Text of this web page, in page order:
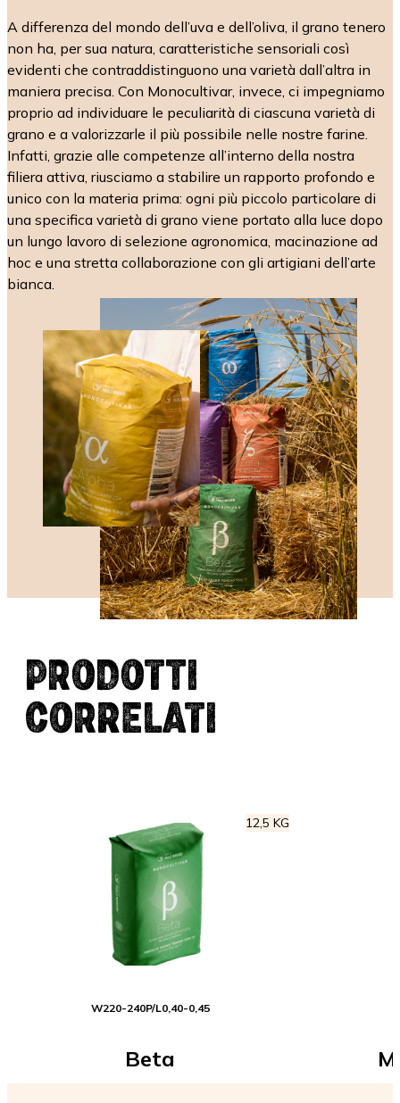
A differenza del mondo dell’uva e dell’oliva, il grano tenero
non ha, per sua natura, caratteristiche sensoriali così
evidenti che contraddistinguono una varietà dall’altra in
maniera precisa. Con Monocultivar, invece, ci impegniamo
proprio ad individuare le peculiarità di ciascuna varietà di
grano e a valorizzarle il più possibile nelle nostre farine.
Infatti, grazie alle competenze all’interno della nostra
filiera attiva, riusciamo a stabilire un rapporto profondo e
unico con la materia prima: ogni più piccolo particolare di
una specifica varietà di grano viene portato alla luce dopo
un lungo lavoro di selezione agronomica, macinazione ad
hoc e una stretta collaborazione con gli artigiani dell’arte
bianca.
PRODOTTI
CORRELATI
12,5 KG
W220-240P/L0,40-0,45
Beta